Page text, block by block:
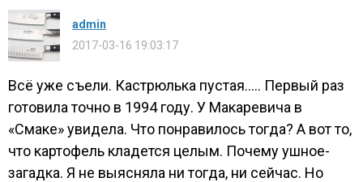
admin
2017-03-16 19:03:17
Всё уже съели. Кастрюлька пустая..... Первый раз
готовила точно в 1994 году. У Макаревича в
«Смаке» увидела. Что понравилось тогда? А вот то,
что картофель кладется целым. Почему ушное-
загадка. Я не выясняла ни тогда, ни сейчас. Но